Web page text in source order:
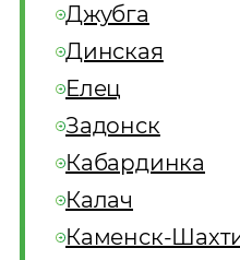
Джубга
Динская
Елец
Задонск
Кабардинка
Калач
Каменск-